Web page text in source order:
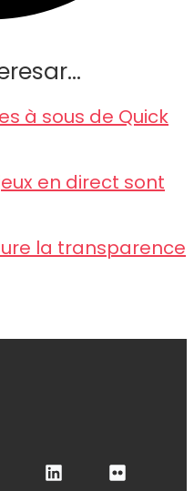
à sous de Quick
en direct sont
la transparence